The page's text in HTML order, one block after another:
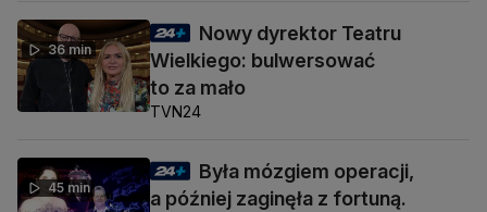
36 min
Nowy dyrektor Teatru
Wielkiego: bulwersować
to za mało
TVN24
45 min
Była mózgiem operacji,
a później zaginęła z fortuną.